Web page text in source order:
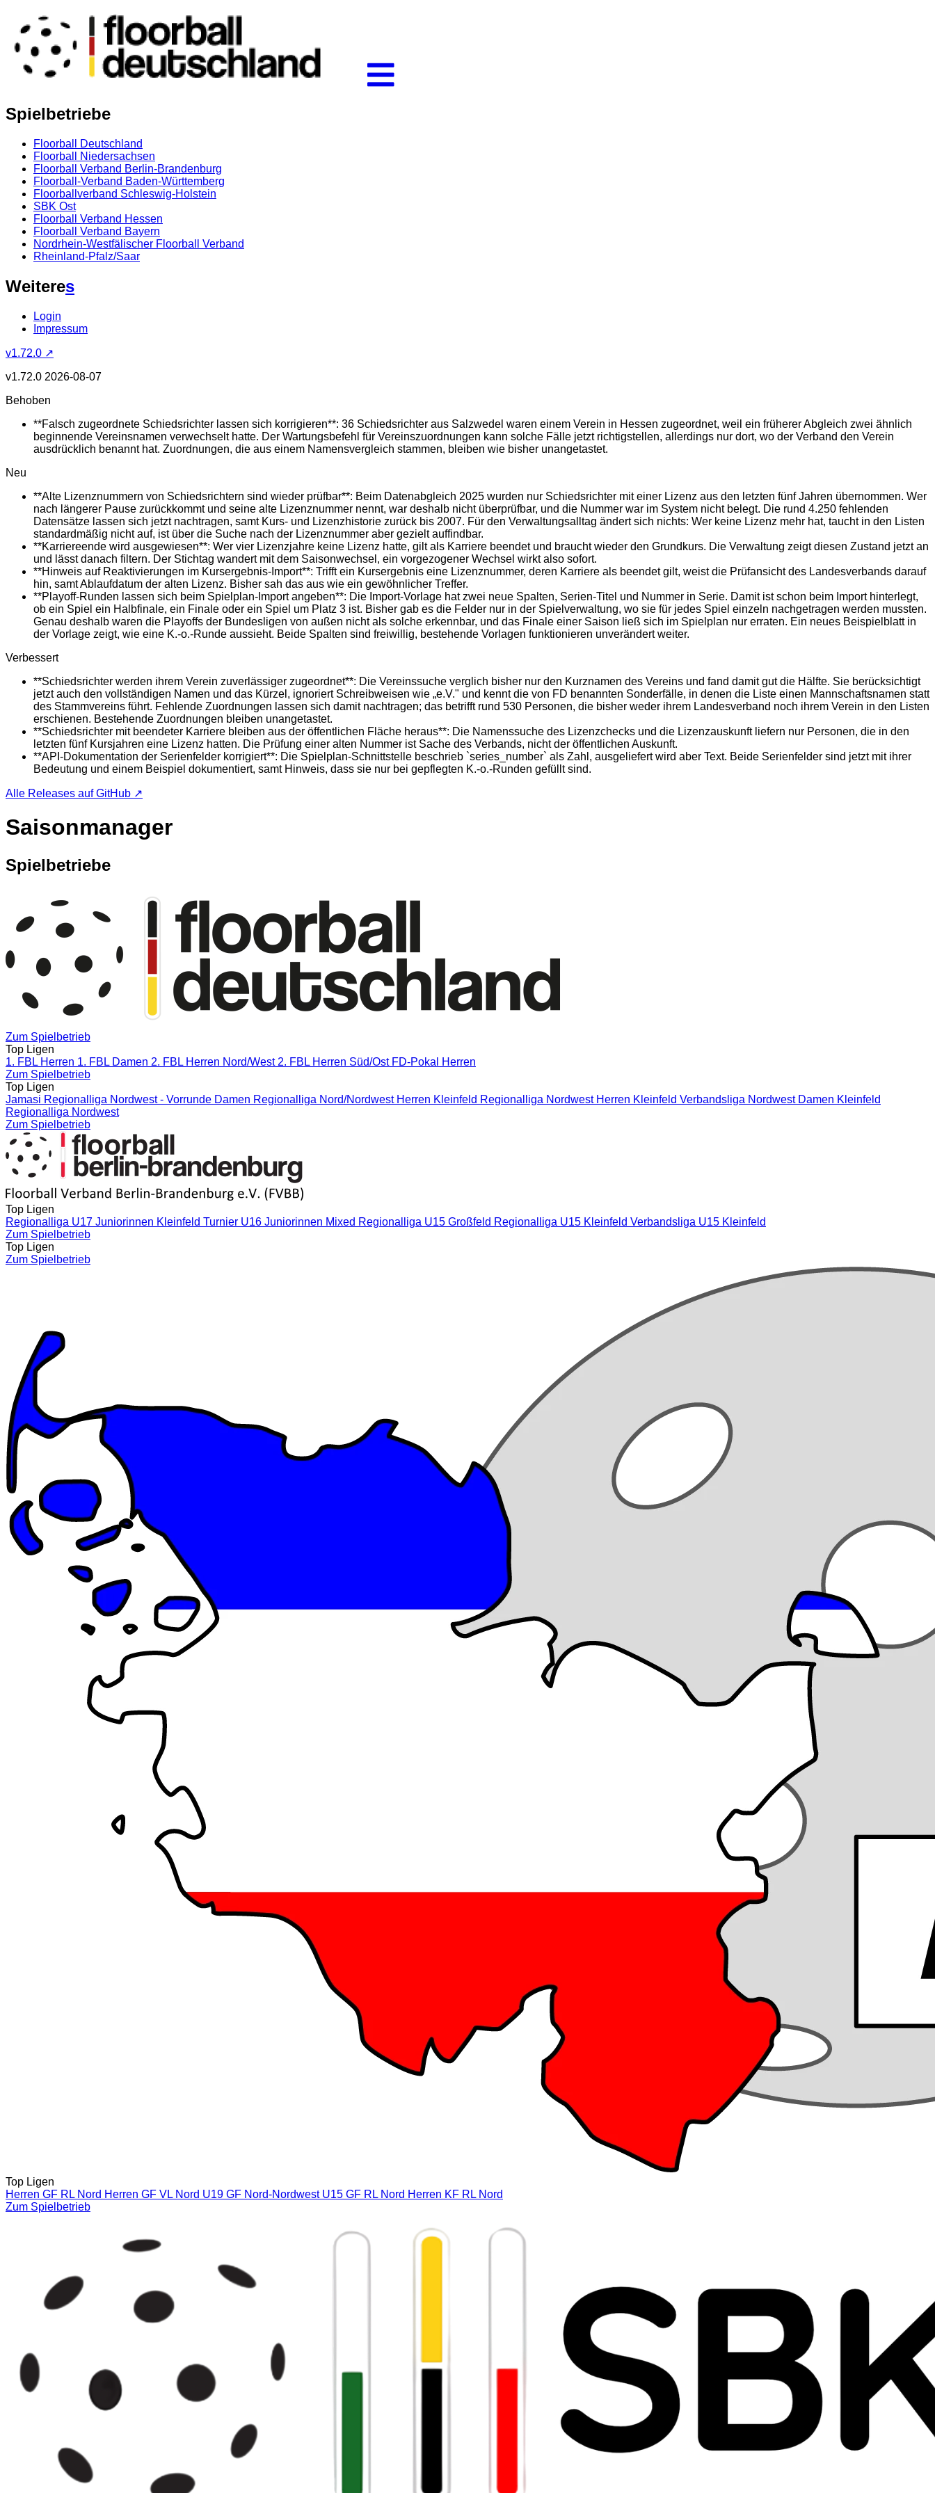
Spielbetriebe
Floorball Deutschland
Floorball Niedersachsen
Floorball Verband Berlin-Brandenburg
Floorball-Verband Baden-Württemberg
Floorballverband Schleswig-Holstein
SBK Ost
Floorball Verband Hessen
Floorball Verband Bayern
Nordrhein-Westfälischer Floorball Verband
Rheinland-Pfalz/Saar
Weiteres
Login
Impressum
v1.72.0 ↗
v1.72.0 2026-08-07
Behoben
**Falsch zugeordnete Schiedsrichter lassen sich korrigieren**: 36 Schiedsrichter aus Salzwedel waren einem Verein in Hessen zugeordnet, weil ein früherer Abgleich zwei ähnlich
beginnende Vereinsnamen verwechselt hatte. Der Wartungsbefehl für Vereinszuordnungen kann solche Fälle jetzt richtigstellen, allerdings nur dort, wo der Verband den Verein
ausdrücklich benannt hat. Zuordnungen, die aus einem Namensvergleich stammen, bleiben wie bisher unangetastet.
Neu
**Alte Lizenznummern von Schiedsrichtern sind wieder prüfbar**: Beim Datenabgleich 2025 wurden nur Schiedsrichter mit einer Lizenz aus den letzten fünf Jahren übernommen. Wer
nach längerer Pause zurückkommt und seine alte Lizenznummer nennt, war deshalb nicht überprüfbar, und die Nummer war im System nicht belegt. Die rund 4.250 fehlenden
Datensätze lassen sich jetzt nachtragen, samt Kurs- und Lizenzhistorie zurück bis 2007. Für den Verwaltungsalltag ändert sich nichts: Wer keine Lizenz mehr hat, taucht in den Listen
standardmäßig nicht auf, ist über die Suche nach der Lizenznummer aber gezielt auffindbar.
**Karriereende wird ausgewiesen**: Wer vier Lizenzjahre keine Lizenz hatte, gilt als Karriere beendet und braucht wieder den Grundkurs. Die Verwaltung zeigt diesen Zustand jetzt an
und lässt danach filtern. Der Stichtag wandert mit dem Saisonwechsel, ein vorgezogener Wechsel wirkt also sofort.
**Hinweis auf Reaktivierungen im Kursergebnis-Import**: Trifft ein Kursergebnis eine Lizenznummer, deren Karriere als beendet gilt, weist die Prüfansicht des Landesverbands darauf
hin, samt Ablaufdatum der alten Lizenz. Bisher sah das aus wie ein gewöhnlicher Treffer.
**Playoff-Runden lassen sich beim Spielplan-Import angeben**: Die Import-Vorlage hat zwei neue Spalten, Serien-Titel und Nummer in Serie. Damit ist schon beim Import hinterlegt,
ob ein Spiel ein Halbfinale, ein Finale oder ein Spiel um Platz 3 ist. Bisher gab es die Felder nur in der Spielverwaltung, wo sie für jedes Spiel einzeln nachgetragen werden mussten.
Genau deshalb waren die Playoffs der Bundesligen von außen nicht als solche erkennbar, und das Finale einer Saison ließ sich im Spielplan nur erraten. Ein neues Beispielblatt in
der Vorlage zeigt, wie eine K.-o.-Runde aussieht. Beide Spalten sind freiwillig, bestehende Vorlagen funktionieren unverändert weiter.
Verbessert
**Schiedsrichter werden ihrem Verein zuverlässiger zugeordnet**: Die Vereinssuche verglich bisher nur den Kurznamen des Vereins und fand damit gut die Hälfte. Sie berücksichtigt
jetzt auch den vollständigen Namen und das Kürzel, ignoriert Schreibweisen wie „e.V." und kennt die von FD benannten Sonderfälle, in denen die Liste einen Mannschaftsnamen statt
des Stammvereins führt. Fehlende Zuordnungen lassen sich damit nachtragen; das betrifft rund 530 Personen, die bisher weder ihrem Landesverband noch ihrem Verein in den Listen
erschienen. Bestehende Zuordnungen bleiben unangetastet.
**Schiedsrichter mit beendeter Karriere bleiben aus der öffentlichen Fläche heraus**: Die Namenssuche des Lizenzchecks und die Lizenzauskunft liefern nur Personen, die in den
letzten fünf Kursjahren eine Lizenz hatten. Die Prüfung einer alten Nummer ist Sache des Verbands, nicht der öffentlichen Auskunft.
**API-Dokumentation der Serienfelder korrigiert**: Die Spielplan-Schnittstelle beschrieb `series_number` als Zahl, ausgeliefert wird aber Text. Beide Serienfelder sind jetzt mit ihrer
Bedeutung und einem Beispiel dokumentiert, samt Hinweis, dass sie nur bei gepflegten K.-o.-Runden gefüllt sind.
Alle Releases auf GitHub ↗
Saisonmanager
Spielbetriebe
Zum Spielbetrieb
Top Ligen
1. FBL Herren 1. FBL Damen 2. FBL Herren Nord/West2. FBL Herren Süd/Ost FD-Pokal Herren
Zum Spielbetrieb
Top Ligen
Jamasi Regionalliga Nordwest - Vorrunde Damen Regionalliga Nord/Nordwest Herren Kleinfeld Regionalliga Nordwest Herren Kleinfeld Verbandsliga Nordwest Damen Kleinfeld
Regionalliga Nordwest
Zum Spielbetrieb
Top Ligen
Regionalliga U17 Juniorinnen Kleinfeld Turnier U16 Juniorinnen Mixed Regionalliga U15 Großfeld Regionalliga U15 Kleinfeld Verbandsliga U15 Kleinfeld
Zum Spielbetrieb
Top Ligen
Zum Spielbetrieb
Top Ligen
Herren GF RL Nord Herren GF VL Nord U19 GF Nord-Nordwest U15 GF RL Nord Herren KF RL Nord
Zum Spielbetrieb